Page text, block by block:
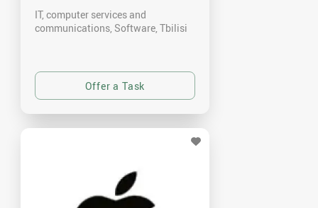
IT, computer services and
communications, Software Tbilisi